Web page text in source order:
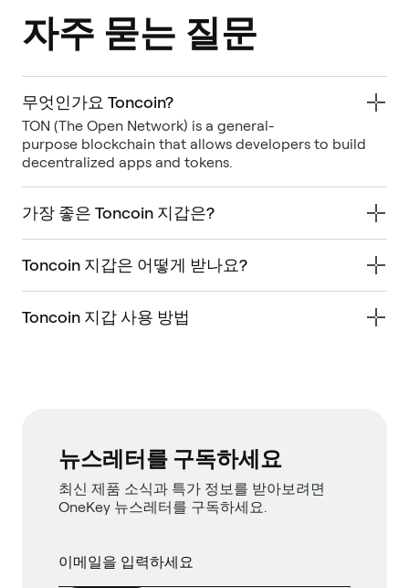
자주 묻는 질문
무엇인가요 Toncoin?
TON (The Open Network) is a general-
purpose blockchain that allows developers to build
decentralized apps and tokens.
가장 좋은 Toncoin 지갑은?
Toncoin 지갑은 어떻게 받나요?
Toncoin 지갑 사용 방법
뉴스레터를 구독하세요
최신 제품 소식과 특가 정보를 받아보려면
OneKey 뉴스레터를 구독하세요.